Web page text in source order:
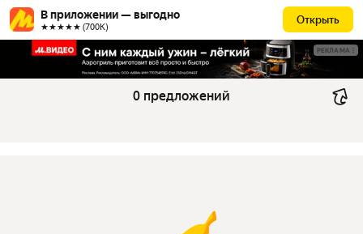
В приложении — выгодно
★★★★★ (700К)
Открыть
РЕКЛАМА
0 предложений